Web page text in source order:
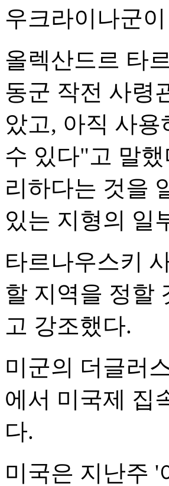
우크라이나군
올렉산드르 타
동군 작전 사령
았고, 아직 사
수 있다"고 말
리하다는 것을
있는 지형의 일
타르나우스키
할 지역을 정할
고 강조했다.
미군의 더글러
에서 미국제 집
다.
미국은 지난주